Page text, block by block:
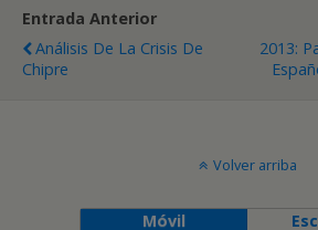
Entrada Anterior
Análisis De La Crisis De
Chipre
2013:
Volver arriba
Móvil